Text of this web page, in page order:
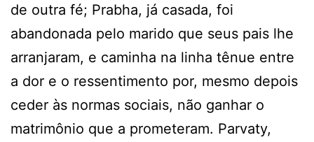
de outra fé; Prabha, já casada, foi
abandonada pelo marido que seus pais lhe
arranjaram, e caminha na linha tênue entre
a dor e o ressentimento por, mesmo depois
ceder às normas sociais, não ganhar o
matrimônio que a prometeram. Parvaty,